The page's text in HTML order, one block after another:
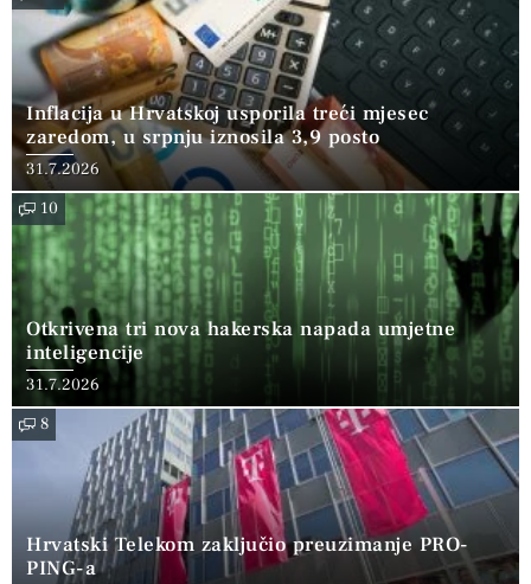
Inflacija u Hrvatskoj usporila treći mjesec
zaredom, u srpnju iznosila 3,9 posto
31.7.2026
10
Otkrivena tri nova hakerska napada umjetne
inteligencije
31.7.2026
8
Hrvatski Telekom zaključio preuzimanje PRO-
PING-a